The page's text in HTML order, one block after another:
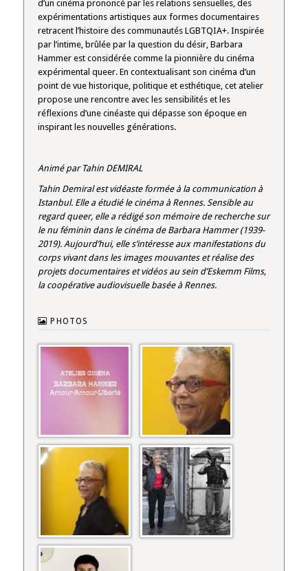
d’un cinéma prononcé par les relations sensuelles, des
expérimentations artistiques aux formes documentaires
retracent l’histoire des communautés LGBTQIA+. Inspirée
par l’intime, brûlée par la question du désir, Barbara
Hammer est considérée comme la pionnière du cinéma
expérimental queer. En contextualisant son cinéma d’un
point de vue historique, politique et esthétique, cet atelier
propose une rencontre avec les sensibilités et les
réflexions d’une cinéaste qui dépasse son époque en
inspirant les nouvelles générations.
Animé par Tahin DEMIRAL
Tahin Demiral est vidéaste formée à la communication à
Istanbul. Elle a étudié le cinéma à Rennes. Sensible au
regard queer, elle a rédigé son mémoire de recherche sur
le nu féminin dans le cinéma de Barbara Hammer (1939-
2019). Aujourd’hui, elle s’intéresse aux manifestations du
corps vivant dans les images mouvantes et réalise des
projets documentaires et vidéos au sein d’Eskemm Films,
la coopérative audiovisuelle basée à Rennes.
PHOTOS